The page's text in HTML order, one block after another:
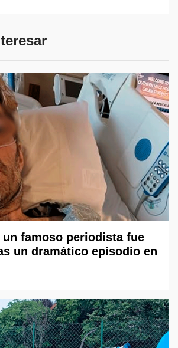
famoso periodista fue
un dramático episodio en